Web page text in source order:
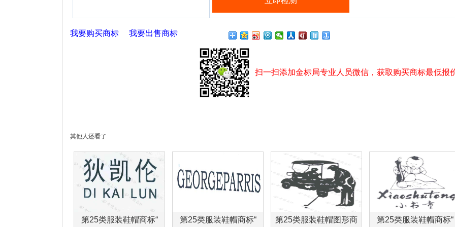
我要购买商标 我要出售商标
扫一扫添加金标局专业人员微信，获取购买商标最低报
其他人还看了
第25类服装鞋帽商标“ 第25类服装鞋帽商标“ 第25类服装鞋帽图形商 第25类服装鞋帽商标“